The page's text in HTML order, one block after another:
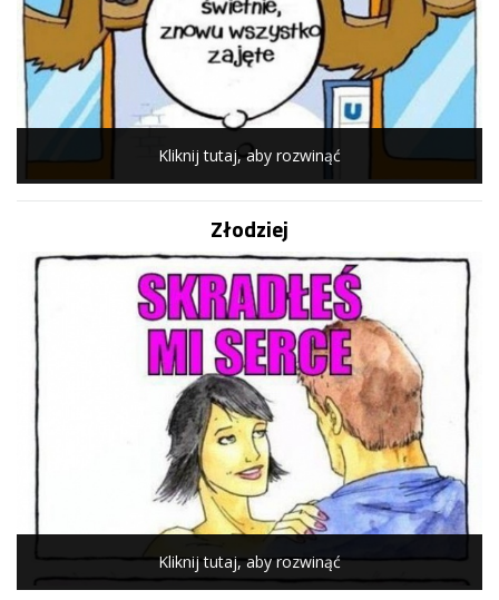
Kliknij tutaj, aby rozwinąć
Złodziej
Kliknij tutaj, aby rozwinąć